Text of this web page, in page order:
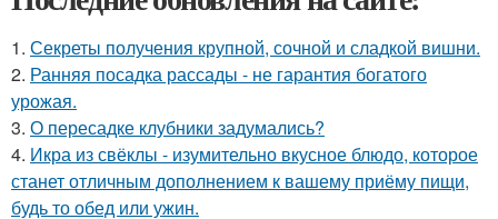
1. Секреты получения крупной, сочной и сладкой вишни.
2. Ранняя посадка рассады - не гарантия богатого
урожая.
3. О пересадке клубники задумались?
4. Икра из свёклы - изумительно вкусное блюдо, которое
станет отличным дополнением к вашему приёму пищи,
будь то обед или ужин.